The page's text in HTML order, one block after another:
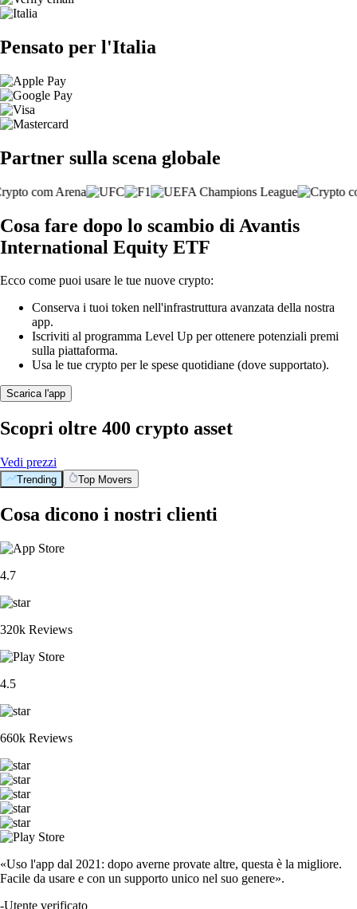
Pensato per l'Italia
Partner sulla scena globale
Cosa fare dopo lo scambio di Avantis
International Equity ETF
Ecco come puoi usare le tue nuove crypto:
Conserva i tuoi token nell'infrastruttura avanzata della nostra
app.
Iscriviti al programma Level Up per ottenere potenziali premi
sulla piattaforma.
Usa le tue crypto per le spese quotidiane (dove supportato).
Scarica l'app
Scopri oltre 400 crypto asset
Vedi prezzi
Trending Top Movers
Cosa dicono i nostri clienti
4.7
320k Reviews
4.5
660k Reviews
«Uso l'app dal 2021: dopo averne provate altre, questa è la migliore.
Facile da usare e con un supporto unico nel suo genere».
-Utente verificato